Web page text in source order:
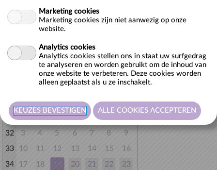
Terug naar lijst
Selecteer hieronder de gewenste datum.
AUGUSTUS 2026
M D W D V Z
Z
31
32
3 4 5 6 7 8
9
33
10 11 12 13 14 15
16
34
17 18 20 21 22
23
Marketing cookies
Marketing cookies zijn niet aanwezig op onze
website.
Analytics cookies
Analytics cookies stellen ons in staat uw surfgedrag
te analyseren en worden gebruikt om de inhoud van
onze website te verbeteren. Deze cookies worden
alleen geplaatst als u ze inschakelt.